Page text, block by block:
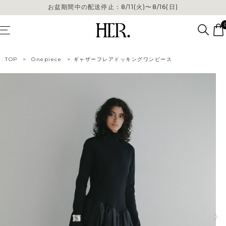
お盆期間中の配送停止：8/11(火)〜8/16(日)
お盆期間中の配送停止：8/11(火)〜8/16(日)
TOP > Onepiece > ギャザーフレアドッキングワンピース